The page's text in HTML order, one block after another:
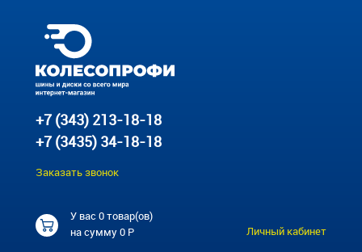
+7 (343) 213-18-18
+7 (3435) 34-18-18
Заказать звонок
У вас0 товар(ов)
на сумму0 Р Личный кабинет